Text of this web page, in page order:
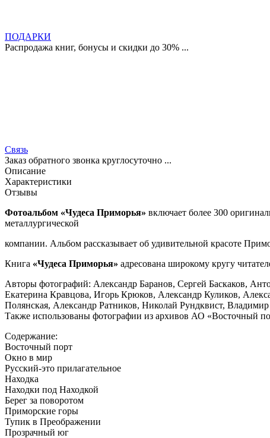
ПОДАРКИ
Распродажа книг, бонусы и скидки до 30% ...
Связь
Заказ обратного звонка круглосуточно ...
Описание
Характеристики
Отзывы
Фотоальбом «Чудеса Приморья» включает более 300
металлургической
компании. Альбом рассказывает об удивительной красоте
Книга «Чудеса Приморья» адресована широкому кругу
Авторы фотографий: Александр Баранов, Сергей Баскаков,
Екатерина Кравцова, Игорь Крюков, Александр Куликов,
Полянская, Александр Ратников, Николай Рундквист,
Также использованы фотографии из архивов АО «Восточный
Содержание:
Восточный порт
Окно в мир
Русский-это прилагательное
Находка
Находки под Находкой
Берег за поворотом
Приморские горы
Тупик в Преображении
Прозрачный юг